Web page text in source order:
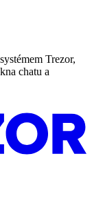
Trezor,
chatu a